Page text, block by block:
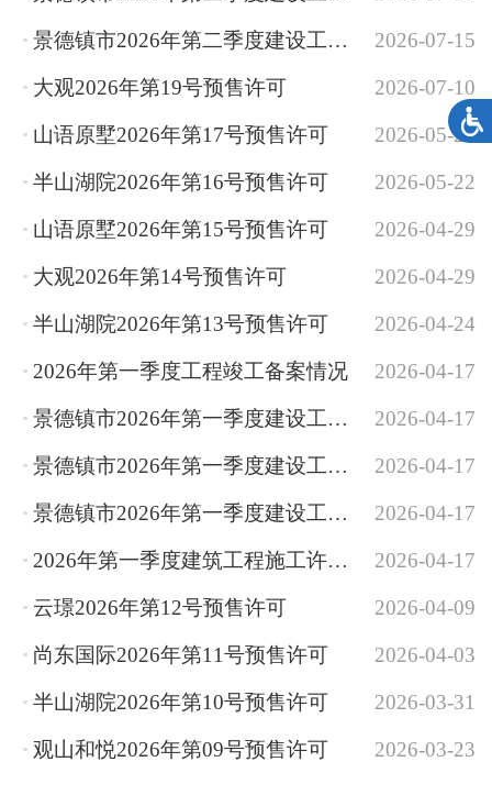
2026-07-15
景德镇市2026年第二季度建设工程消防验收情况统计
2026-07-10
大观2026年第19号预售许可
2026-05-22
山语原墅2026年第17号预售许可
2026-05-22
半山湖院2026年第16号预售许可
2026-04-29
山语原墅2026年第15号预售许可
2026-04-29
大观2026年第14号预售许可
2026-04-24
半山湖院2026年第13号预售许可
2026-04-17
2026年第一季度工程竣工备案情况
2026-04-17
景德镇市2026年第一季度建设工程消防验收情况统计
2026-04-17
景德镇市2026年第一季度建设工程消防备案情况统计
2026-04-17
景德镇市2026年第一季度建设工程消防设计审查情况统计
2026-04-17
2026年第一季度建筑工程施工许可办理情况统计
2026-04-09
云璟2026年第12号预售许可
2026-04-03
尚东国际2026年第11号预售许可
2026-03-31
半山湖院2026年第10号预售许可
2026-03-23
观山和悦2026年第09号预售许可